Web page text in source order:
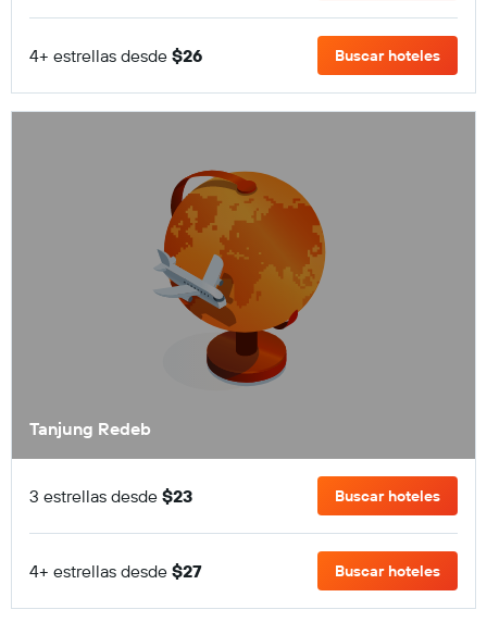
4+ estrellas desde $26 Buscar hoteles
Tanjung Redeb
3 estrellas desde $23 Buscar hoteles
4+ estrellas desde $27 Buscar hoteles